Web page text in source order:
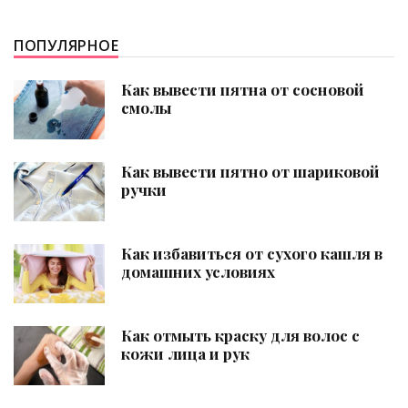
ПОПУЛЯРНОЕ
Как вывести пятна от сосновой
смолы
Как вывести пятно от шариковой
ручки
Как избавиться от сухого кашля в
домашних условиях
Как отмыть краску для волос с
кожи лица и рук